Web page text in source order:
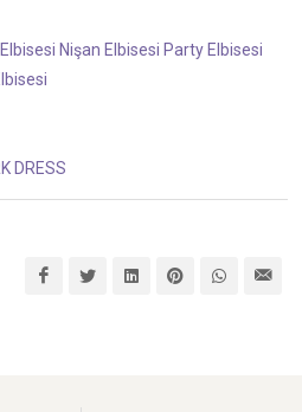
Nişan Elbisesi Party Elbisesi
DRESS